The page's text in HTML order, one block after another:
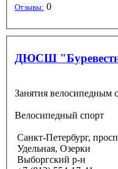
Отзывы: 0
ДЮСШ
Занятия велосипедным
Велосипедный спорт
Санкт-Петербург,
Удельная, Озерки
Выборгский р-н